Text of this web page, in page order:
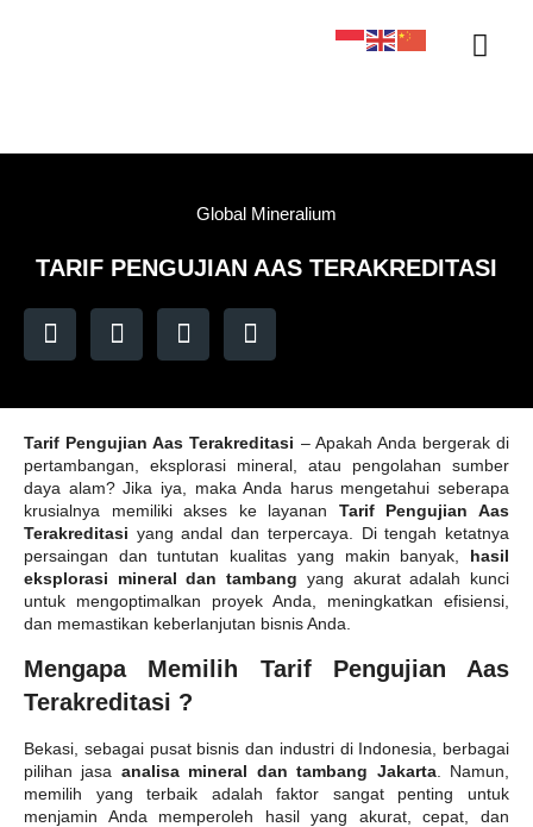
Global Mineralium
TARIF PENGUJIAN AAS TERAKREDITASI
Tarif Pengujian Aas Terakreditasi – Apakah Anda bergerak di
pertambangan, eksplorasi mineral, atau pengolahan sumber
daya alam? Jika iya, maka Anda harus mengetahui seberapa
krusialnya memiliki akses ke layanan Tarif Pengujian Aas
Terakreditasi yang andal dan terpercaya. Di tengah ketatnya
persaingan dan tuntutan kualitas yang makin banyak, hasil
eksplorasi mineral dan tambang yang akurat adalah kunci
untuk mengoptimalkan proyek Anda, meningkatkan efisiensi,
dan memastikan keberlanjutan bisnis Anda.
Mengapa Memilih Tarif Pengujian Aas
Terakreditasi ?
Bekasi, sebagai pusat bisnis dan industri di Indonesia, berbagai
pilihan jasa analisa mineral dan tambang Jakarta. Namun,
memilih yang terbaik adalah faktor sangat penting untuk
menjamin Anda memperoleh hasil yang akurat, cepat, dan